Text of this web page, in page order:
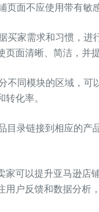
页面不应使用带有敏
买家需求和习惯，进
面清晰、简洁，并
不同模块的区域，可
化率。
目录链接到相应的产
家可以提升亚马逊店
用户反馈和数据分析